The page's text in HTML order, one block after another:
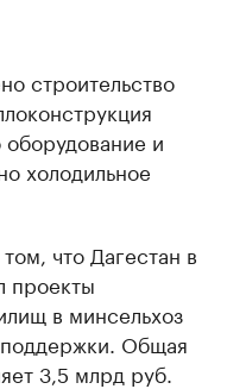
строительство
и
холодильное
что Дагестан в
проекты
в минсельхоз
Общая
3,5 млрд руб.